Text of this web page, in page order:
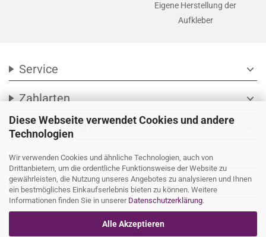
Diese Webseite verwendet Cookies und andere
Technologien
Wir verwenden Cookies und ähnliche Technologien, auch von
Drittanbietern, um die ordentliche Funktionsweise der Website zu
gewährleisten, die Nutzung unseres Angebotes zu analysieren und Ihnen
ein bestmögliches Einkaufserlebnis bieten zu können. Weitere
Informationen finden Sie in unserer Datenschutzerklärung.
Alle Akzeptieren
Eigene Herstellung der
Aufkleber
Service expand_more
Zahlarten expand_more
Social Media
Wir versenden mit
Ihre persönliche Seite expand_more